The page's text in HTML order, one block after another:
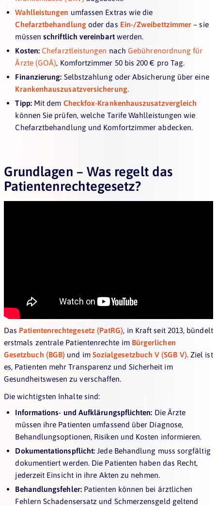
Wahlleistungen umfassen Extras wie die
Chefarztbehandlung oder das Ein-/Zweibettzimmer – sie
müssenschriftlich vereinbartwerden.
Kosten: Chefarztleistungen nach Gebührenordnung für
Ärzte (GOÄ), Komfortzimmer 50 bis 200 € pro Tag.
Finanzierung: Selbstzahlung oder Absicherung über eine
Krankenhauszusatzversicherung.
Tipp: Mit dem Checkfox-Krankenhauszusatzvergleich
können Sie prüfen, welche Tarife Wahlleistungen wie
Chefarztbehandlung und Komfortzimmer abdecken.
Grundlagen – Was regelt das
Patientenrechtegesetz?
Das Patientenrechtegesetz (PatRG), in Kraft seit 2013, bündelt
erstmals zentrale Patientenrechte im Bürgerlichen
Gesetzbuch (BGB) und im Sozialgesetzbuch V (SGB V). Ziel ist
es, Patienten mehr Transparenz und Sicherheit im
Gesundheitswesen zu verschaffen.
Die wichtigsten Inhalte sind:
Informations- und Aufklärungspflichten: Die Ärzte
müssen ihre Patienten umfassend über Diagnose,
Behandlungsoptionen, Risiken und Kosten informieren.
Dokumentationspflicht: Jede Behandlung muss sorgfältig
dokumentiert werden. Die Patienten haben das Recht,
jederzeit Einsicht in ihre Akten zu nehmen.
Behandlungsfehler:Patienten können bei ärztlichen
Fehlern Schadensersatz und Schmerzensgeld geltend